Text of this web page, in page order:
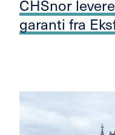
CHSnor
garanti fra